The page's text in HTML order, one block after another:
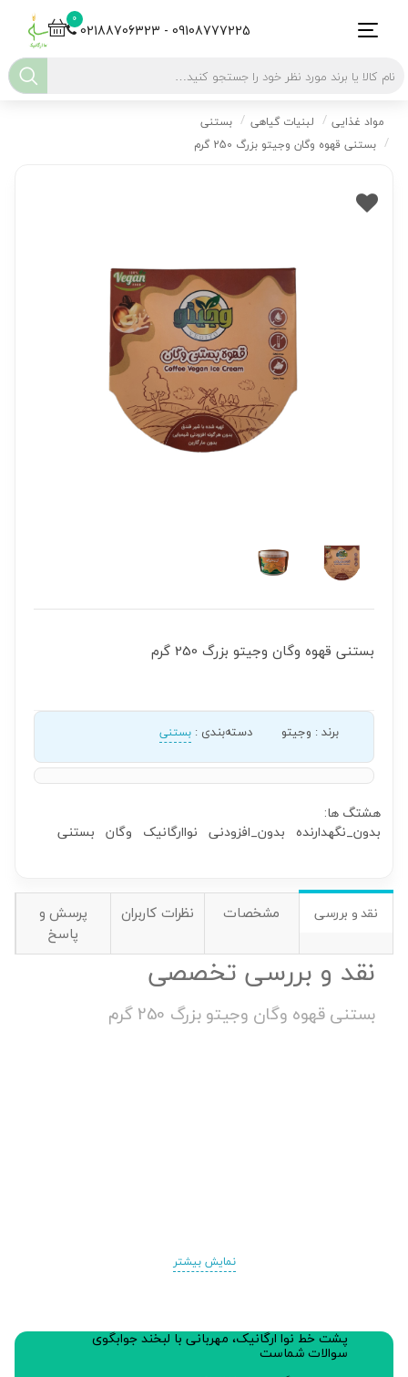
0
02188706323 - 09108777225
مواد غذایی لبنیات گیاهی
بستنی
بستنی قهوه وگان وجیتو بزرگ 250 گرم
بستنی قهوه وگان وجیتو بزرگ 250 گرم
برند: وجیتو دسته‌بندی : بستنی
هشتگ ها:
بدون_نگهدارنده بدون_افزودنی نواارگانیک وگان بستنی
نقد و بررسی مشخصات نظرات کاربران
پرسش و
پاسخ
نقد و بررسی تخصصی
بستنی قهوه وگان وجیتو بزرگ 250 گرم
نمایش بیشتر
پشت خط نوا ارگانیک، مهربانی با لبخند جوابگوی
سوالات شماست